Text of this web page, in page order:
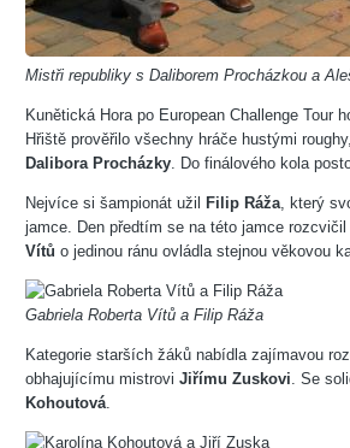
Mistři republiky s Daliborem Procházkou a
Kunětická Hora po European Challenge
Hřiště prověřilo všechny hráče hustými
Dalibora Procházky. Do finálového kola
Nejvíce si šampionát užil Filip Ráža, který
jamce. Den předtím se na této jamce
Vítů o jedinou ránu ovládla stejnou věkovou
Gabriela Roberta Vítů a Filip Ráža
Kategorie starších žáků nabídla zajímavou
obhajujícímu mistrovi Jiřímu Zuskovi. Se
Kohoutová.